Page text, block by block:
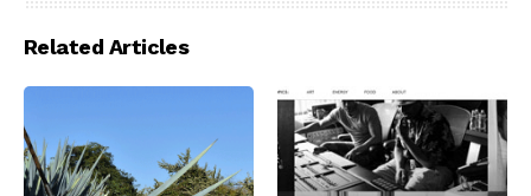
Related Articles